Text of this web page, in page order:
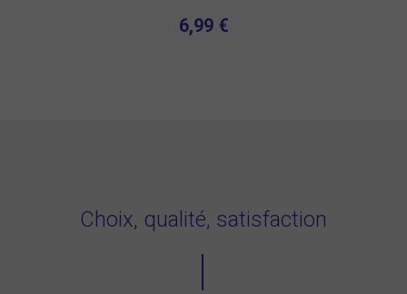
6,99 €
Choix, qualité, satisfaction